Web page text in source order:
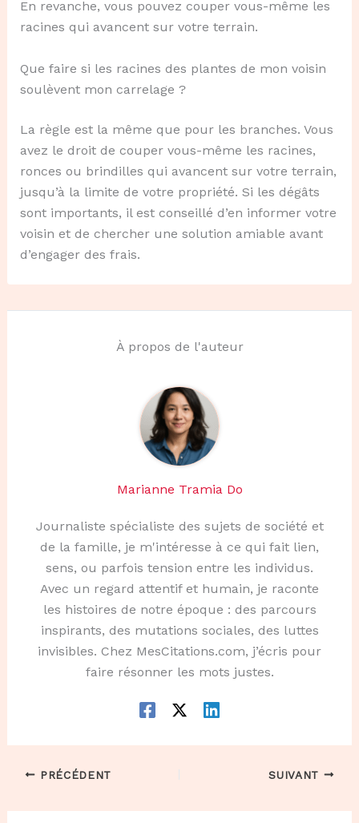
En revanche, vous pouvez couper vous-même les
racines qui avancent sur votre terrain.
Que faire si les racines des plantes de mon voisin
soulèvent mon carrelage ?
La règle est la même que pour les branches. Vous
avez le droit de couper vous-même les racines,
ronces ou brindilles qui avancent sur votre terrain,
jusqu’à la limite de votre propriété. Si les dégâts
sont importants, il est conseillé d’en informer votre
voisin et de chercher une solution amiable avant
d’engager des frais.
À propos de l'auteur
Marianne Tramia Do
Journaliste spécialiste des sujets de société et
de la famille, je m'intéresse à ce qui fait lien,
sens, ou parfois tension entre les individus.
Avec un regard attentif et humain, je raconte
les histoires de notre époque : des parcours
inspirants, des mutations sociales, des luttes
invisibles. Chez MesCitations.com, j’écris pour
faire résonner les mots justes.
PRÉCÉDENT SUIVANT